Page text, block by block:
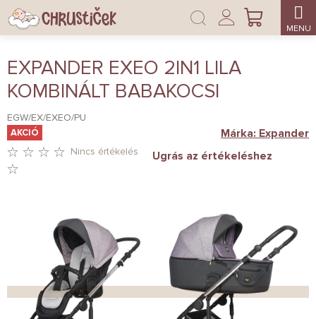
Ugrás
fő
KOSÁR
Bejelentkezés
EXPANDER EXEO 2IN1 LILA
KOMBINÁLT BABAKOCSI
EGW/EX/EXEO/PU
AKCIÓ
ÉRTÉKELÉSE
CSILLAG.
Nincs értékelés Ugrás az értékeléshez
Márka: Expander